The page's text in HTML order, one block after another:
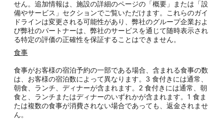
せん。追加情報は、施設の詳細のページの「概要」または「設
備やサービス」セクションでご覧いただけます。これらのガイ
ドラインは変更される可能性があり、弊社のグループ企業およ
び弊社のパートナーは、弊社のサービスを通じて随時表示され
る特定の評価の正確性を保証することはできません。
食事
食事がお客様の宿泊予約の一部である場合、含まれる食事の数
は、お客様の宿泊数によって異なります。3 食付きには通常、
朝食、ランチ、ディナーが含まれます。2 食付きには通常、朝
食と、ランチまたはディナーのいずれかが含まれます。1 食ま
たは複数の食事が消費されない場合であっても、返金されませ
ん。